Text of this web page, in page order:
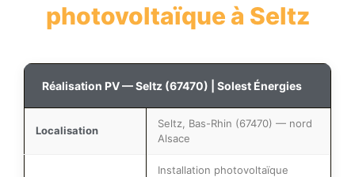
photovoltaïque à Seltz
Réalisation PV — Seltz (67470) | Solest Énergies
Localisation
Seltz, Bas-Rhin (67470) — nord
Alsace
Installation photovoltaïque